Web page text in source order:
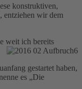
konstruktiven,
entziehen wir dem
weit ich bereits
gestartet haben,
es „Die